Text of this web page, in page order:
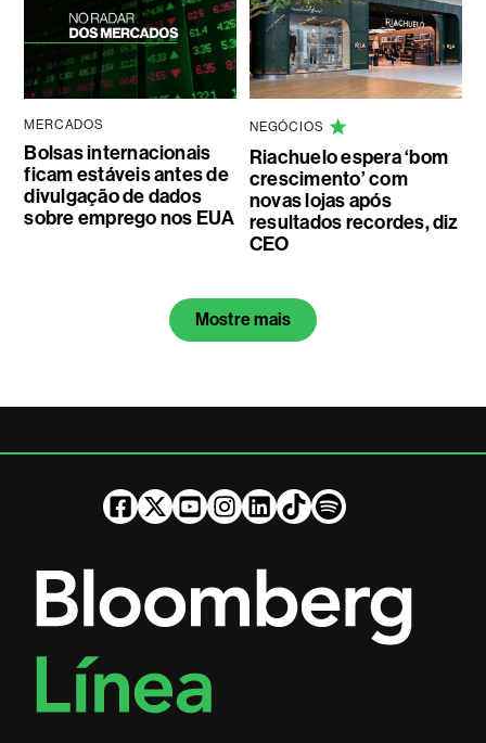
MERCADOS
Bolsas internacionais
ficam estáveis antes de
divulgação de dados
sobre emprego nos EUA
NEGÓCIOS
Riachuelo espera ‘bom
crescimento’ com
novas lojas após
resultados recordes, diz
CEO
Mostre mais